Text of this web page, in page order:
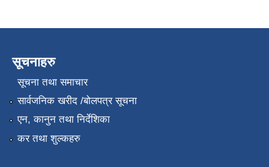
सूचनाहरु
सूचना तथा समाचार
सार्वजनिक खरीद /बोलपत्र सूचना
एन, कानुन तथा निर्देशिका
कर तथा शुल्कहरु